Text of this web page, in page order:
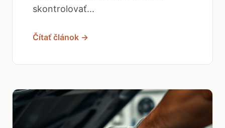
skontrolovať...
Čítať článok →